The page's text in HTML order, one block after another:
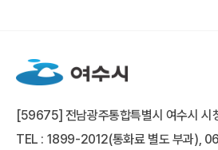
[59675] 전남광주통합특별시 여수시 시
TEL : 1899-2012(통화료 별도 부과),